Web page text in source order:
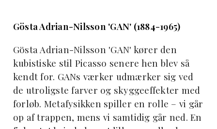
Gösta Adrian-Nilsson 'GAN' (1884-1965)
Gösta Adrian-Nilsson 'GAN' kører den
kubistiske stil Picasso senere hen blev så
kendt for. GANs værker udmærker sig ved
de utroligste farver og skyggeeffekter med
forløb. Metafysikken spiller en rolle – vi går
op af trappen, mens vi samtidig går ned. En